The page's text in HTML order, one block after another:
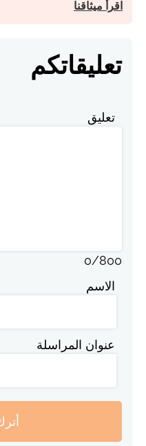
اقرأ ميثاقنا
تعليقاتكم
تعليق
0/800
الاسم
عنوان المراسلة